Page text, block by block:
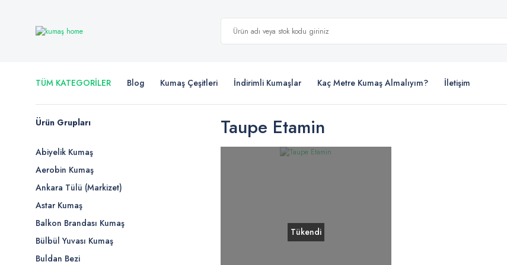
TÜM KATEGORİLER Blog Kumaş Çeşitleri İndirimli Kumaşlar Kaç Metre Kumaş Almalıyım? İletişim
Ürün Grupları
Abiyelik Kumaş
Aerobin Kumaş
Ankara Tülü (Markizet)
Astar Kumaş
Balkon Brandası Kumaş
Bülbül Yuvası Kumaş
Buldan Bezi
Taupe Etamin
Tükendi